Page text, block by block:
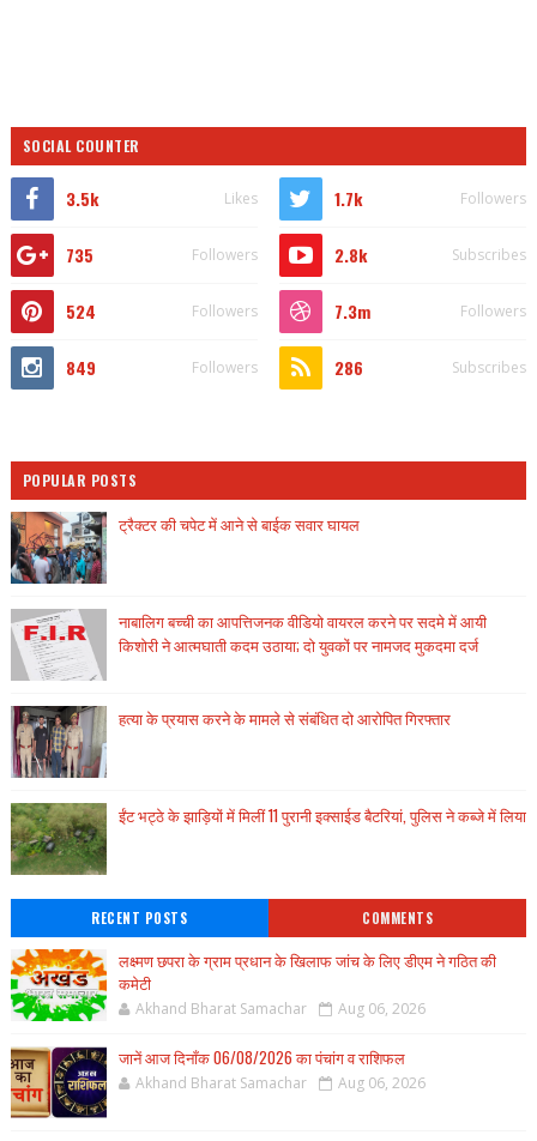
SOCIAL COUNTER
3.5k Likes 1.7k Followers
735 Followers 2.8k Subscribes
524 Followers 7.3m Followers
849 Followers 286 Subscribes
POPULAR POSTS
ट्रैक्टर की चपेट में आने से बाईक सवार घायल
नाबालिग बच्ची का आपत्तिजनक वीडियो वायरल करने पर सदमे में आयी
किशोरी ने आत्मघाती कदम उठाया; दो युवकों पर नामजद मुकदमा दर्ज
हत्या के प्रयास करने के मामले से संबंधित दो आरोपित गिरफ्तार
ईंट भट्ठे के झाड़ियों में मिलीं 11 पुरानी इक्साईड बैटरियां, पुलिस ने कब्जे में लिया
RECENT POSTS COMMENTS
लक्ष्मण छपरा के ग्राम प्रधान के खिलाफ जांच के लिए डीएम ने गठित की
कमेटी
Akhand Bharat Samachar Aug 06, 2026
जानें आज दिनाँक 06/08/2026 का पंचांग व राशिफल
Akhand Bharat Samachar Aug 06, 2026